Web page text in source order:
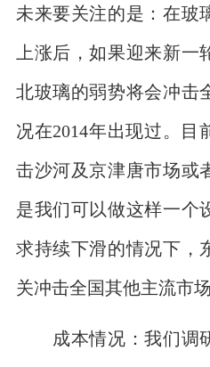
未来要关注的是：在玻
上涨后，如果迎来新
北玻璃的弱势将会冲击
况在2014年出现过。目
击沙河及京津唐市场或
是我们可以做这样一个
求持续下滑的情况下，
关冲击全国其他主流市场
成本情况：我们调